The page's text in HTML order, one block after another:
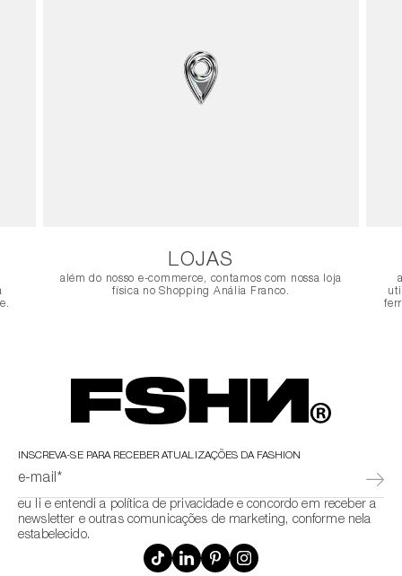
LOJAS
além do nosso e-commerce, contamos com nossa loja
física no Shopping Anália Franco.
INSCREVA-SE PARA RECEBER ATUALIZAÇÕES DA FASHION
e-mail*
eu li e entendi a política de privacidade e concordo em receber a
newsletter e outras comunicações de marketing, conforme nela
estabelecido.